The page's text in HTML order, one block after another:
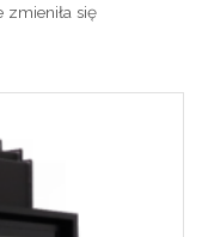
zmieniła się